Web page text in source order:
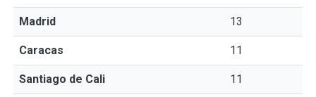
Madrid 13
Caracas 11
Santiago de Cali 11